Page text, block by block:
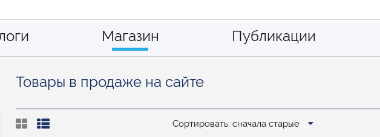
Магазин Публикации
Товары в продаже на сайте
Сортировать: сначала старые